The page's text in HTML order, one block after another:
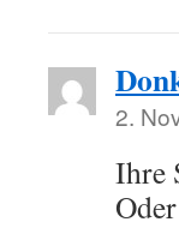
2.
Ihre